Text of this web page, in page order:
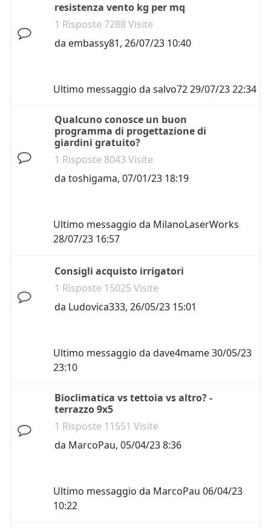
resistenza vento kg per mq
1 Risposte 7288 Visite
da embassy81, 26/07/23 10:40
Ultimo messaggio da salvo7229/07/23 22:34
Qualcuno conosce un buon
programma di progettazione di
giardini gratuito?
1 Risposte 8043 Visite
da toshigama, 07/01/23 18:19
Ultimo messaggio da MilanoLaserWorks
28/07/23 16:57
Consigli acquisto irrigatori
1 Risposte 15025 Visite
da Ludovica333, 26/05/23 15:01
Ultimo messaggio da dave4mame30/05/23
23:10
Bioclimatica vs tettoia vs altro? -
terrazzo 9x5
1 Risposte 11551 Visite
da MarcoPau, 05/04/23 8:36
Ultimo messaggio da MarcoPau 06/04/23
10:22